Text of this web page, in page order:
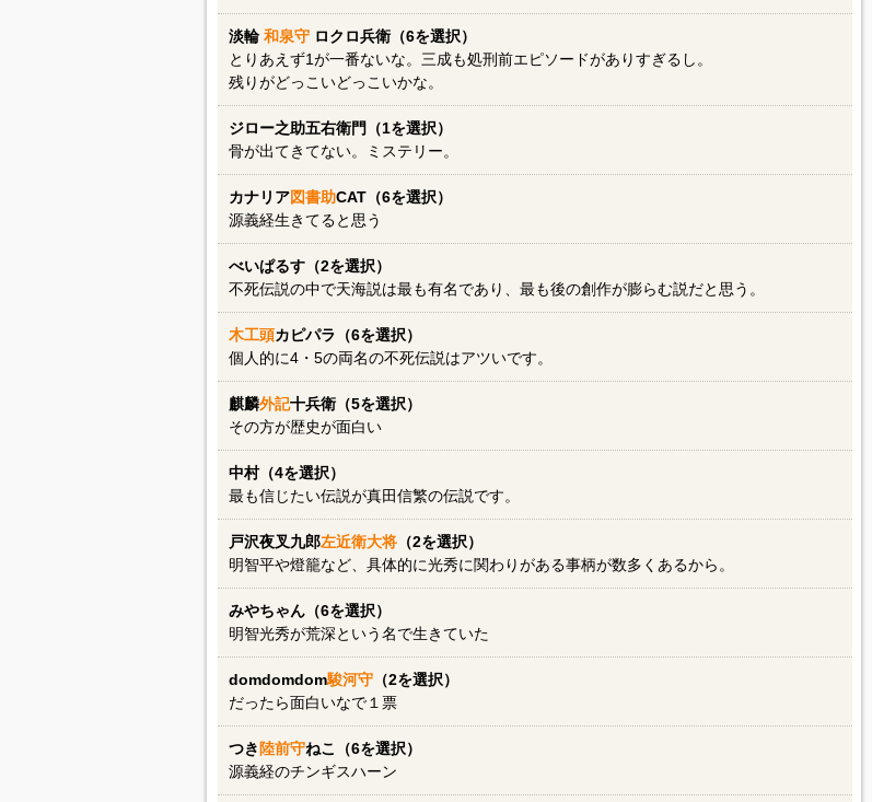
淡輪和泉守ロクロ兵衛（6を選択）
とりあえず1が一番ないな。三成も処刑前エピソードがありすぎるし。
残りがどっこいどっこいかな。
ジロー之助五右衛門（1を選択）
骨が出てきてない。ミステリー。
カナリア図書助CAT（6を選択）
源義経生きてると思う
べいぱるす（2を選択）
不死伝説の中で天海説は最も有名であり、最も後の創作が膨らむ説だと思う。
木工頭カピパラ（6を選択）
個人的に4・5の両名の不死伝説はアツいです。
麒麟外記十兵衛（5を選択）
その方が歴史が面白い
中村（4を選択）
最も信じたい伝説が真田信繁の伝説です。
戸沢夜叉九郎左近衛大将（2を選択）
明智平や燈籠など、具体的に光秀に関わりがある事柄が数多くあるから。
みやちゃん（6を選択）
明智光秀が荒深という名で生きていた
domdomdom駿河守（2を選択）
だったら面白いなで１票
つき 陸前守ねこ（6を選択）
源義経のチンギスハーン